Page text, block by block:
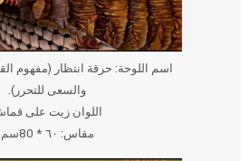
اسم اللوحة: حرقة انتظار (مفهوم
والسعى للتحرر).
اللوان زيت على
مقاس: ٦٠ * 80سم